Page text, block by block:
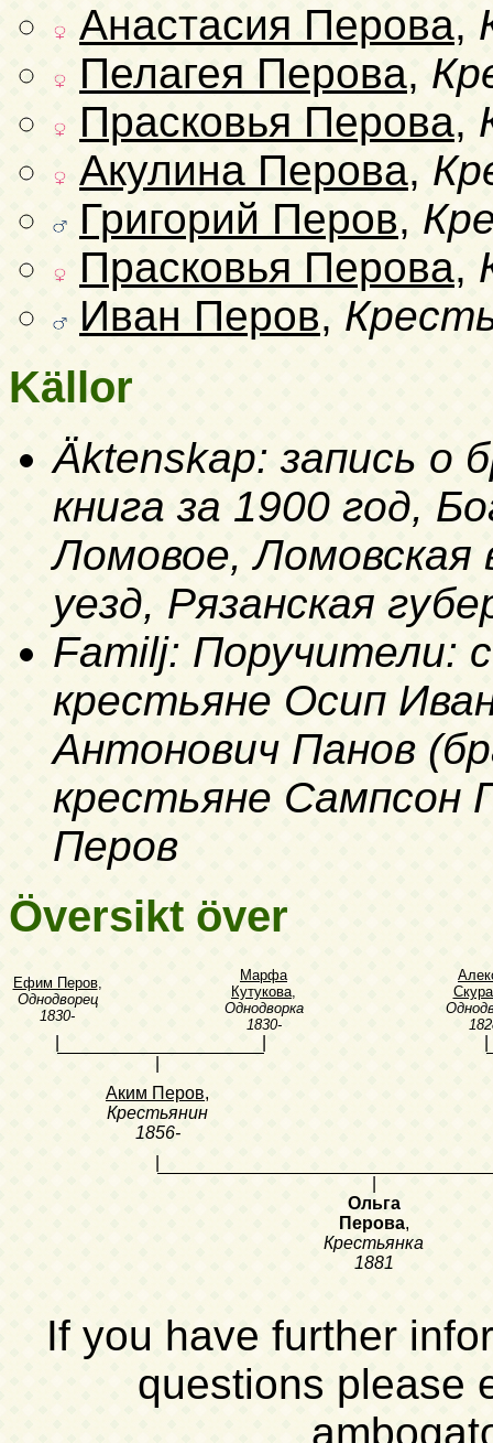
Анастасия Перова,
Пелагея Перова,
Прасковья Перова,
Акулина Перова,
Григорий Перов,
Прасковья Перова,
Иван Перов,
Källor
Äktenskap: запись о
книга за 1900 год,
Ломовое, Ломовская
уезд, Рязанская
Familj: Поручители:
крестьяне Осип
Антонович Панов
крестьяне Сампсон
Перов
Översikt över
Ефим Перов,
Однодворец
1830-
Марфа
Кутукова,
Однодворка
1830-
Аким Перов,
Крестьянин
1856-
Ольга
Перова,
Крестьянка
1881
If you have further
questions please